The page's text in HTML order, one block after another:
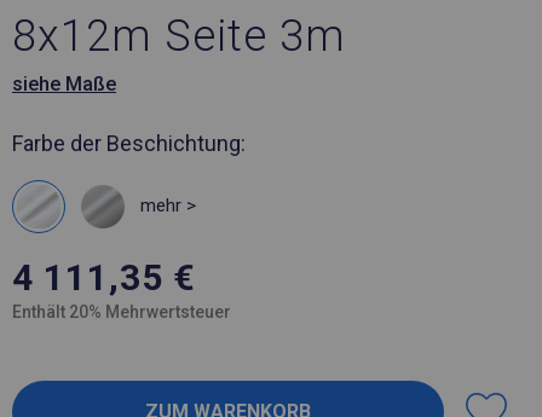
8x12m Seite 3m
siehe Maße
Farbe der Beschichtung:
mehr >
4 111,35 €
Enthält 20% Mehrwertsteuer